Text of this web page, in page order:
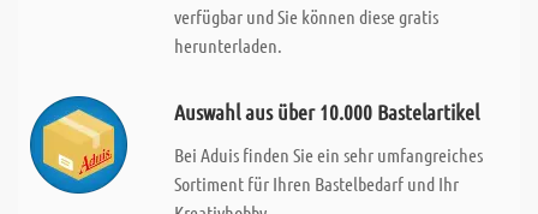
verfügbar und Sie können diese gratis
herunterladen.
Auswahl aus über 10.000 Bastelartikel
Bei Aduis finden Sie ein sehr umfangreiches
Sortiment für Ihren Bastelbedarf und Ihr